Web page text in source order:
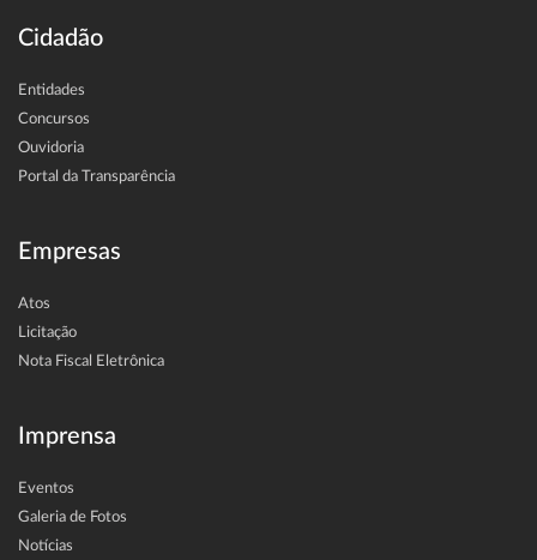
Cidadão
Entidades
Concursos
Ouvidoria
Portal da Transparência
Empresas
Atos
Licitação
Nota Fiscal Eletrônica
Imprensa
Eventos
Galeria de Fotos
Notícias